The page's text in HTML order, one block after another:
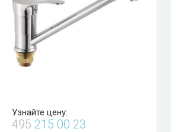
Узнайте цену:
495 215 00 23